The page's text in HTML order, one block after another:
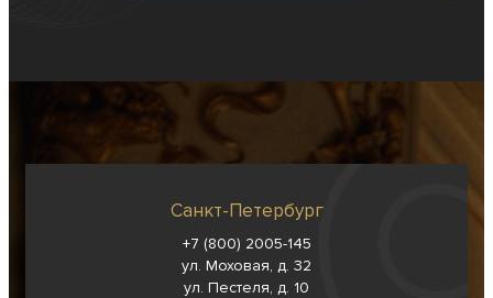
Санкт-Петербург
+7 (800) 2005-145
ул. Моховая, д. 32
ул. Пестеля, д. 10